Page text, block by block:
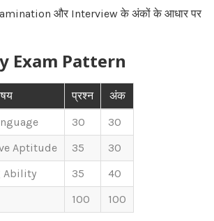
और Interview के अंकों के आधार पर
Exam Pattern
प्रश्न
अंक
30
30
Aptitude
35
30
Ability
35
40
100 100